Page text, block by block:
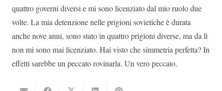
quattro governi diversi e mi sono licenziato dal mio ruolo due
volte. La mia detenzione nelle prigioni sovietiche è durata
anche nove anni, sono stato in quattro prigioni diverse, ma da lì
non mi sono mai licenziato. Hai visto che simmetria perfetta? In
effetti sarebbe un peccato rovinarla. Un vero peccato.